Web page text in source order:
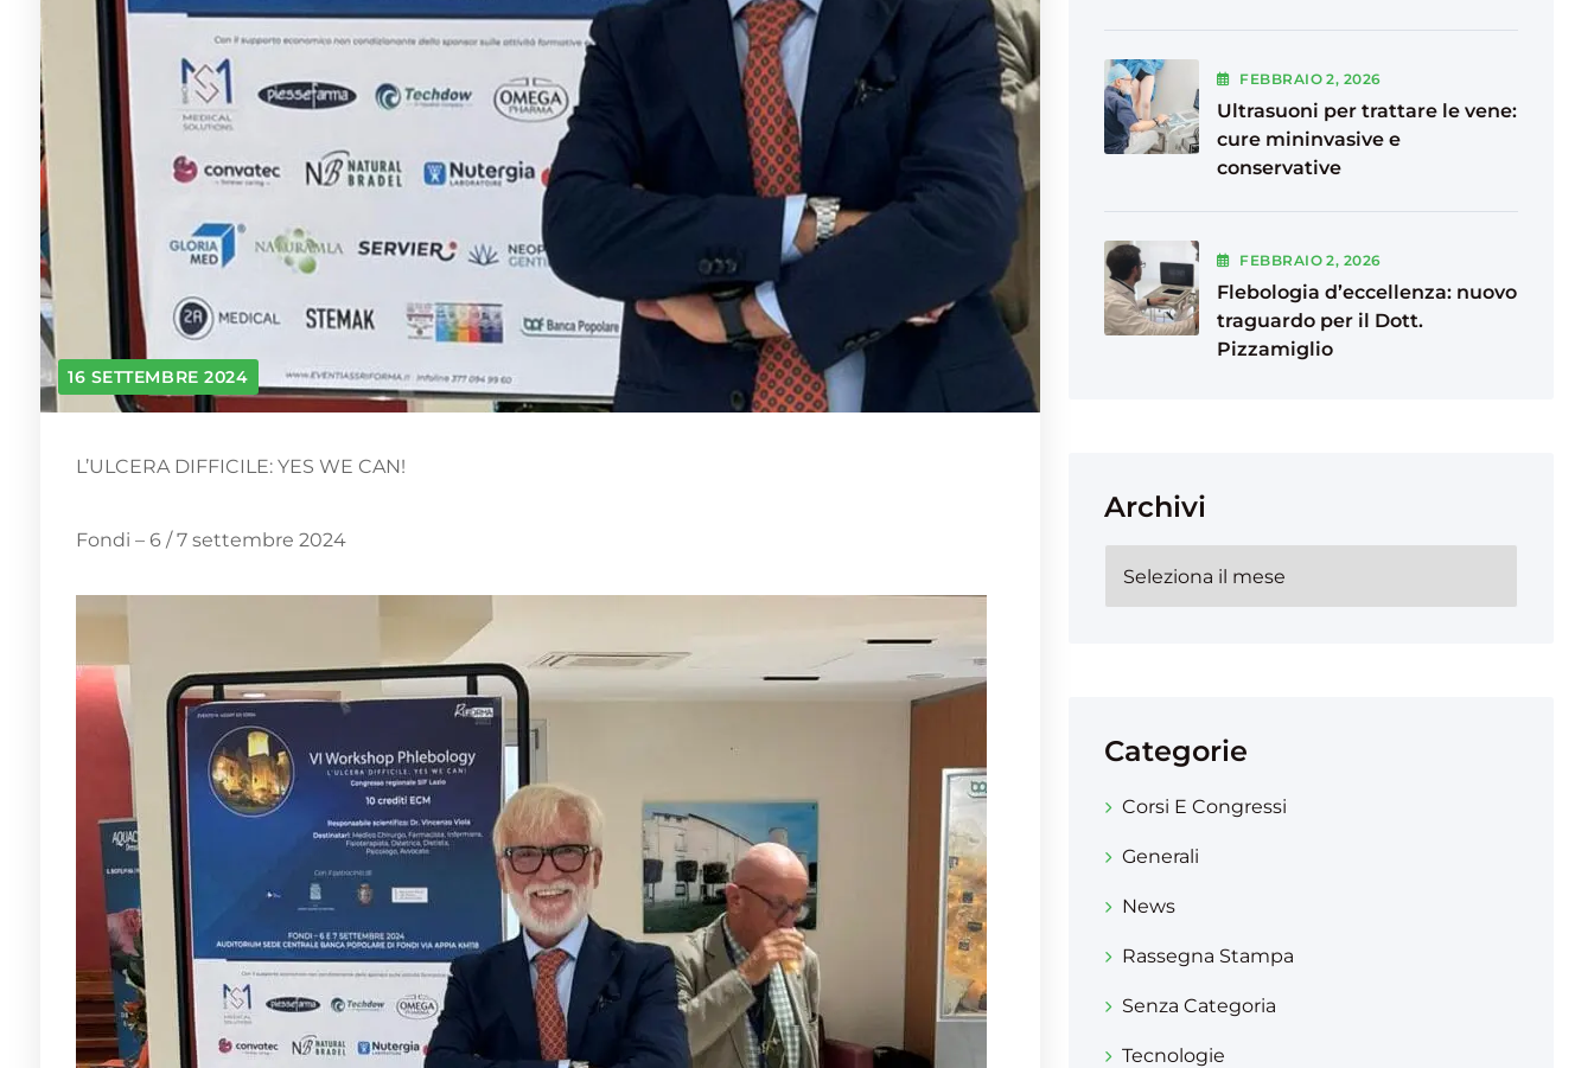
16 SETTEMBRE 2024
L’ULCERA DIFFICILE: YES WE CAN!
Fondi – 6 / 7 settembre 2024
FEBBRAIO2, 2026
Ultrasuoni per trattare le vene:
cure mininvasive e
conservative
FEBBRAIO2, 2026
Flebologia d’eccellenza: nuovo
traguardo per il Dott.
Pizzamiglio
Archivi
Categorie
Corsi E Congressi
Generali
News
Rassegna Stampa
Senza Categoria
Tecnologie